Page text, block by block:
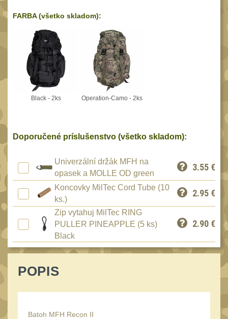
objednávky
BRAŠNY A TAŠKY(1185)
Brašny 49
Univerzalní tašky 61
Speciální přepravní
tašky 40
Hydratační vaky
Organizéry 167
Odhazováky39
Speciální pouzdra I
Speciální pouzdra II
Speciální pouzdra III
Pouzdra na láhev42
Pouzdra na toaletní
lékárničku46
FARBA (všetko skladom):
Black - 2ks Operation-Camo - 2ks
Doporučené príslušenstvo (všetko skladom):
Univerzální držák MFH na
opasek a MOLLE OD green
3.55 €
Koncovky MilTec Cord Tube (10
ks.)
2.95 €
Zip vytahuj MilTec RING
PULLER PINEAPPLE (5 ks)
Black
2.90 €
POPIS
Batoh MFH Recon II